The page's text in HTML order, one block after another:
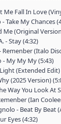
Me Fall In Love
- Take My Chances
Me (Original
- Stay (4:32)
(Italo
My My My (5:43)
(Extended Edit)
(2025 Version)
Way You Look At
(Ian
- Beat By Beat
Eyes (4:32)